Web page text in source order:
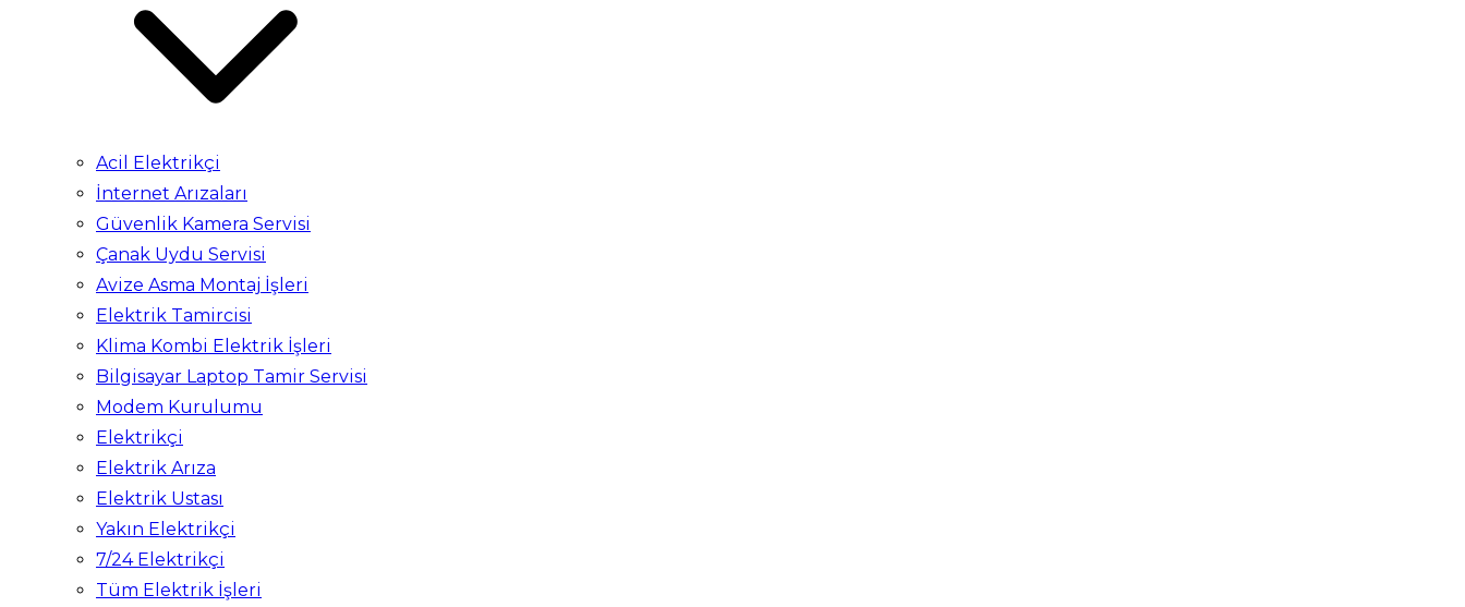
Acil Elektrikçi
İnternet Arızaları
Güvenlik Kamera Servisi
Çanak Uydu Servisi
Avize Asma Montaj İşleri
Elektrik Tamircisi
Klima Kombi Elektrik İşleri
Bilgisayar Laptop Tamir Servisi
Modem Kurulumu
Elektrikçi
Elektrik Arıza
Elektrik Ustası
Yakın Elektrikçi
7/24 Elektrikçi
Tüm Elektrik İşleri